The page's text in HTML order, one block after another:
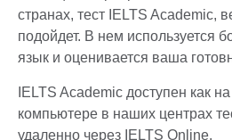
странах, тест IELTS Academic,
подойдет. В нем используется
язык и оценивается ваша
IELTS Academic доступен как
компьютере в наших центрах
удаленно через IELTS Online.